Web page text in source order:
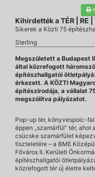
Kihirdették a TÉR | RE
Sikerek a Közti 75
Sterling
Megszületett a Budapest
által közrefogott
építészhallgatói
érkezett. A KÖZTI
építészirodája, a vállalat
megszólítva pályázatot.
Pop-up tér, könyvespolc-
éppen „szamárfül” tér,
csücske szamárfület
tiszteletére – a BME
Főváros II. Kerületi
építészhallgatói
közrefogott tér új életre